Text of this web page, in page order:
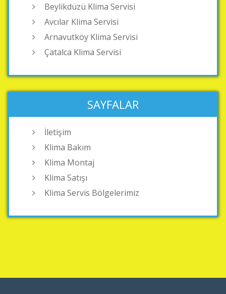
Beylikdüzü Klima Servisi
Avcılar Klima Servisi
Arnavutköy Klima Servisi
Çatalca Klima Servisi
SAYFALAR
İletişim
Klima Bakım
Klima Montaj
Klima Satışı
Klima Servis Bölgelerimiz